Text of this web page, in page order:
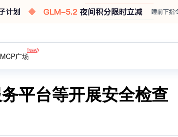
MCP广场
平台等开展安全检查